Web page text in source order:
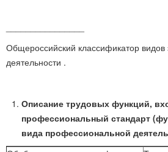
Общероссийский классификатор видов
деятельности .
Описание трудовых функций,
профессиональный стандарт
вида профессиональной